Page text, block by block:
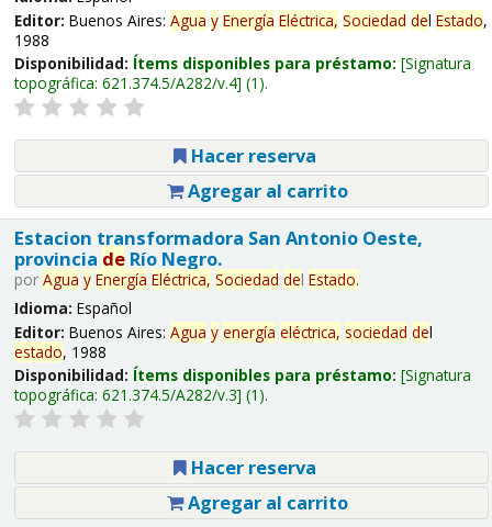
Editor: Buenos Aires: Agua y Energía Eléctrica, Sociedad del Estado,
1988
Disponibilidad: Ítems disponibles para préstamo: Signatura
topográfica: 621.374.5/A282/v.4 (1).
Hacer reserva
Agregar al carrito
Estacion transformadora San Antonio Oeste,
provincia deRío Negro.
por Agua y Energía Eléctrica, Sociedad del Estado.
Idioma: Español
Editor: Buenos Aires: Agua y energía eléctrica, sociedad del
estado, 1988
Disponibilidad: Ítems disponibles para préstamo: Signatura
topográfica: 621.374.5/A282/v.3 (1).
Hacer reserva
Agregar al carrito